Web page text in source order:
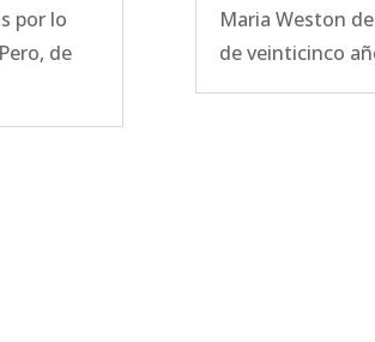
por lo
de
Maria Weston
de veinticinco